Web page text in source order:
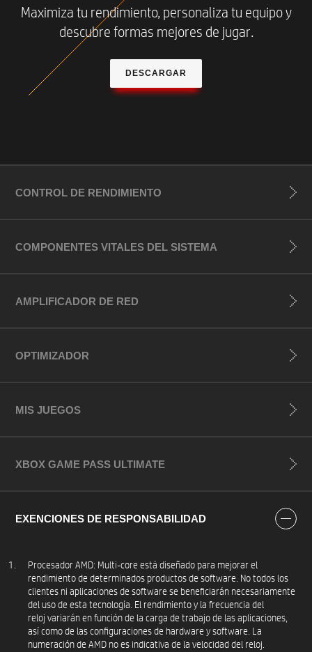
Maximiza tu rendimiento, personaliza tu equipo y
descubre formas mejores de jugar.
DESCARGAR
CONTROL DE RENDIMIENTO
COMPONENTES VITALES DEL SISTEMA
AMPLIFICADOR DE RED
OPTIMIZADOR
MIS JUEGOS
XBOX GAME PASS ULTIMATE
EXENCIONES DE RESPONSABILIDAD
Procesador AMD: Multi-core está diseñado para mejorar el
rendimiento de determinados productos de software. No todos los
clientes ni aplicaciones de software se beneficiarán necesariamente
del uso de esta tecnología. El rendimiento y la frecuencia del
reloj variarán en función de la carga de trabajo de las aplicaciones,
así como de las configuraciones de hardware y software. La
numeración de AMD no es indicativa de la velocidad del reloj.